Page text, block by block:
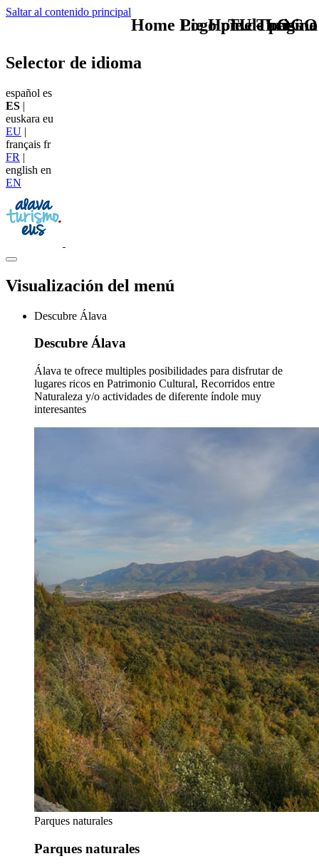
Saltar al contenido principal
TU - LOGO
Selector de idioma
español es
ES |
euskara eu
EU |
français fr
FR |
english en
EN
Visualización del menú
Descubre Álava
Descubre Álava
Álava te ofrece multiples posibilidades para disfrutar de
lugares ricos en Patrimonio Cultural, Recorridos entre
Naturaleza y/o actividades de diferente índole muy
interesantes
Parques naturales
Parques naturales
Home Logo pie de página
Pie Home Turismo